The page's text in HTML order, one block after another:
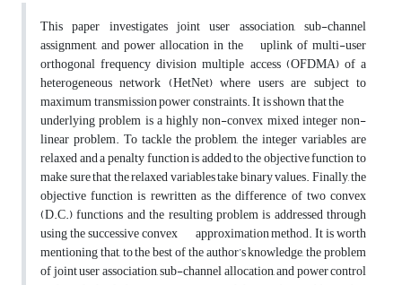
This paper investigates joint user association, sub-channel
assignment, and power allocation in the uplink of multi-user
orthogonal frequency division multiple access (OFDMA) of a
heterogeneous network (HetNet) where users are subject to
maximum transmission power constraints. It is shown that the
underlying problem is a highly non-convex mixed integer non-
linear problem. To tackle the problem, the integer variables are
relaxed and a penalty function is added to the objective function to
make sure that the relaxed variables take binary values. Finally, the
objective function is rewritten as the difference of two convex
(D.C.) functions and the resulting problem is addressed through
using the successive convex approximation method. It is worth
mentioning that, to the best of the author’s knowledge, the problem
of joint user association, sub-channel allocation, and power control